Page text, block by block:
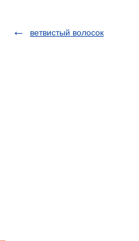
ветвистый волосок